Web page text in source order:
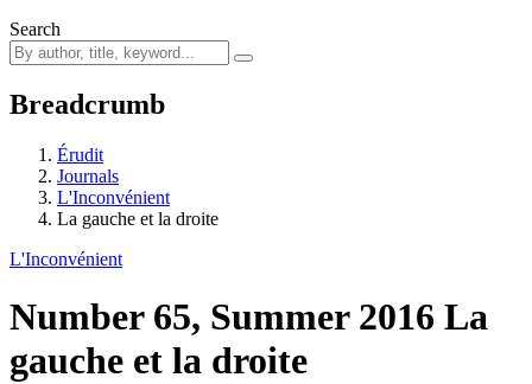
Search
Breadcrumb
Érudit
Journals
L'Inconvénient
La gauche et la droite
L'Inconvénient
Number 65, Summer 2016 La
gauche et la droite